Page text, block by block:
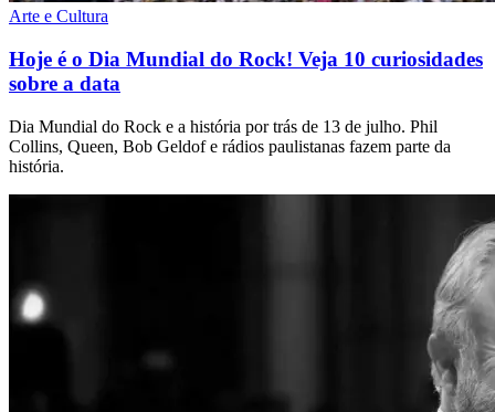
Arte e Cultura
Hoje é o Dia Mundial do Rock! Veja 10 curiosidades
sobre a data
Dia Mundial do Rock e a história por trás de 13 de julho. Phil
Collins, Queen, Bob Geldof e rádios paulistanas fazem parte da
história.